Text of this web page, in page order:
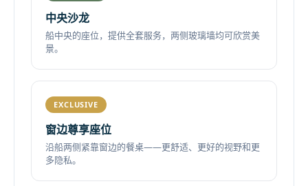
中央沙龙
船中央的座位，提供全套服务，两侧玻璃墙均可欣赏美
景。
EXCLUSIVE
窗边尊享座位
沿船两侧紧靠窗边的餐桌——更舒适、更好的视野和更
多隐私。